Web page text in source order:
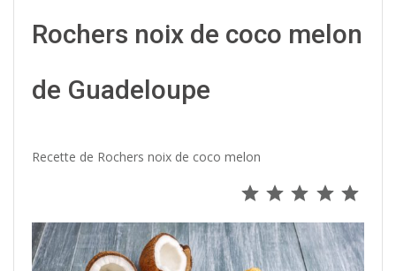
Rochers noix de coco melon
de Guadeloupe
Recette de Rochers noix de coco melon